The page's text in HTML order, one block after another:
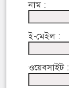
নাম :
ই-মেইল :
ওয়েবসাইট :